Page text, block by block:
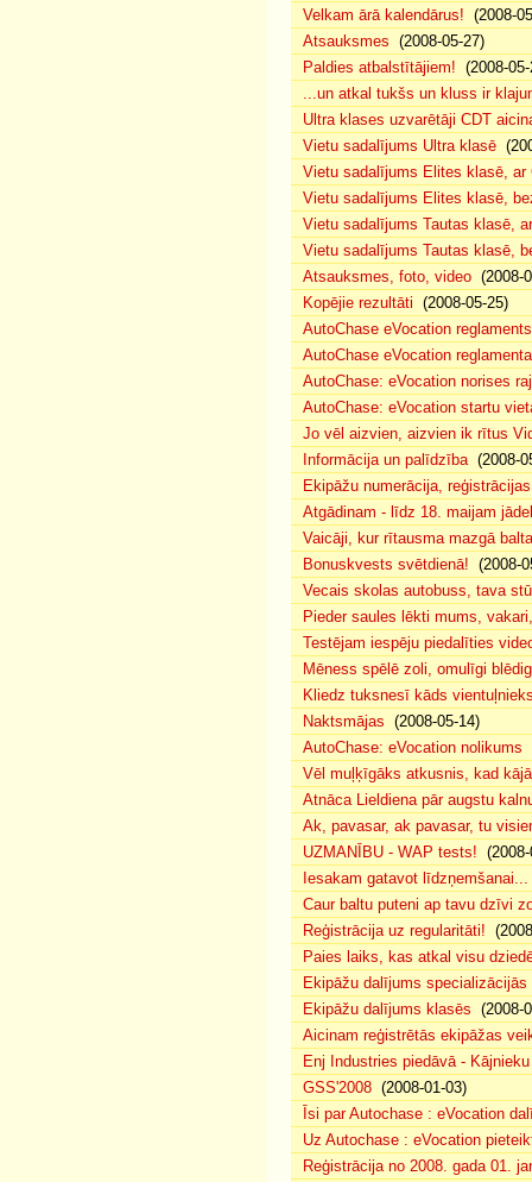
Velkam ārā kalendārus! (2008-
Atsauksmes (2008-05-27)
Paldies atbalstītājiem! (2008-
...un atkal tukšs un kluss ir
Ultra klases uzvarētāji CDT
Vietu sadalījums Ultra klasē
Vietu sadalījums Elites klasē, ar
Vietu sadalījums Elites klasē,
Vietu sadalījums Tautas klasē,
Vietu sadalījums Tautas klasē,
Atsauksmes, foto, video (2008-
Kopējie rezultāti (2008-05-25)
AutoChase eVocation reglaments
AutoChase eVocation
AutoChase: eVocation norises
AutoChase: eVocation startu
Jo vēl aizvien, aizvien ik rītus
Informācija un palīdzība(2008-
Ekipāžu numerācija,
Atgādinam - līdz 18. maijam
Vaicāji, kur rītausma mazgā
Bonuskvests svētdienā! (2008-
Vecais skolas autobuss, tava
Pieder saules lēkti mums,
Testējam iespēju piedalīties
Mēness spēlē zoli, omulīgi
Kliedz tuksnesī kāds
Naktsmājas (2008-05-14)
AutoChase: eVocation nolikums
Vēl muļķīgāks atkusnis, kad
Atnāca Lieldiena pār augstu
Ak, pavasar, ak pavasar, tu
UZMANĪBU - WAP tests!
Iesakam gatavot līdzņemšanai...
Caur baltu puteni ap tavu dzīvi
Reģistrācija uz regularitāti!
Paies laiks, kas atkal visu
Ekipāžu dalījums specializācijās
Ekipāžu dalījums klasēs (2008-
Aicinam reģistrētās ekipāžas
Enj Industries piedāvā -
GSS'2008 (2008-01-03)
Īsi par Autochase : eVocation
Uz Autochase : eVocation
Reģistrācija no 2008. gada 01.